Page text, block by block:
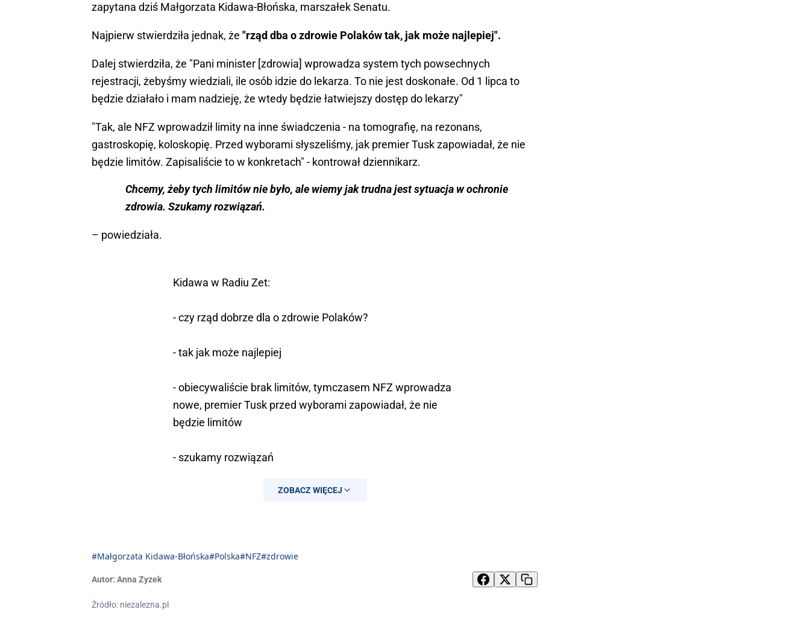
zapytana dziś Małgorzata Kidawa-Błońska, marszałek Senatu.
Najpierw stwierdziła jednak, że "rząd dba o zdrowie Polaków tak, jak może najlepiej".
Dalej stwierdziła, że "Pani minister [zdrowia] wprowadza system tych powsechnych
rejestracji, żebyśmy wiedziali, ile osób idzie do lekarza. To nie jest doskonałe. Od 1 lipca to
będzie działało i mam nadzieję, że wtedy będzie łatwiejszy dostęp do lekarzy"
"Tak, ale NFZ wprowadził limity na inne świadczenia - na tomografię, na rezonans,
gastroskopię, koloskopię. Przed wyborami słyszeliśmy, jak premier Tusk zapowiadał, że nie
będzie limitów. Zapisaliście to w konkretach" - kontrował dziennikarz.
Chcemy, żeby tych limitów nie było, ale wiemy jak trudna jest sytuacja w ochronie
zdrowia. Szukamy rozwiązań.
– powiedziała.
Kidawa w Radiu Zet:
- czy rząd dobrze dla o zdrowie Polaków?
- tak jak może najlepiej
- obiecywaliście brak limitów, tymczasem NFZ wprowadza
nowe, premier Tusk przed wyborami zapowiadał, że nie
będzie limitów
- szukamy rozwiązań
Już od ponad 2 lat szukają rozwiązań XD
ZOBACZ WIĘCEJ
#Małgorzata Kidawa-Błońska#Polska#NFZ#zdrowie
Autor: Anna Zyzek
Źródło: niezalezna.pl